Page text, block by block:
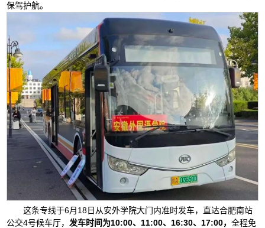
保驾护航。
这条专线于6月18日从安外学院大门内准时发车，直达合肥南站
公交4号候车厅， 发车时间为10:00、11:00、16:30、17:00，全程免